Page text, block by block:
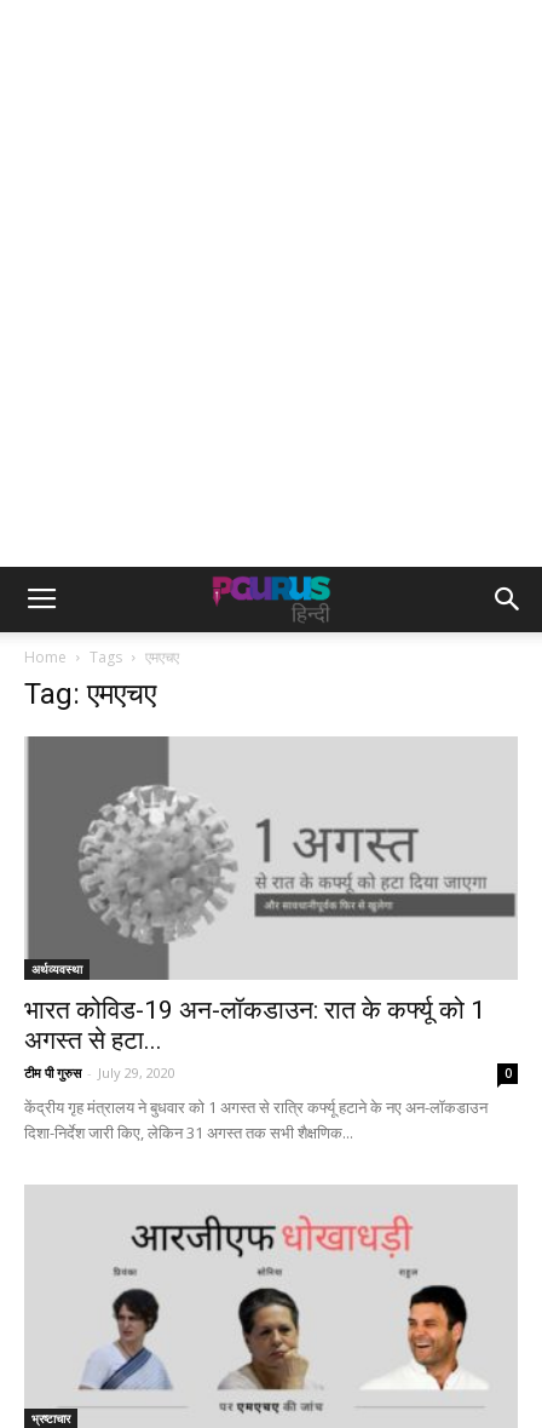
Home Tags एमएचए
Tag: एमएचए
अर्थव्यवस्था
भारत कोविड-19 अन-लॉकडाउन: रात के कर्फ्यू को 1
अगस्त से हटा...
टीम पी गुरुस - July 29, 2020 0
केंद्रीय गृह मंत्रालय ने बुधवार को 1 अगस्त से रात्रि कर्फ्यू हटाने के नए अन-लॉकडाउन
दिशा-निर्देश जारी किए, लेकिन 31 अगस्त तक सभी शैक्षणिक...
भ्रष्टाचार